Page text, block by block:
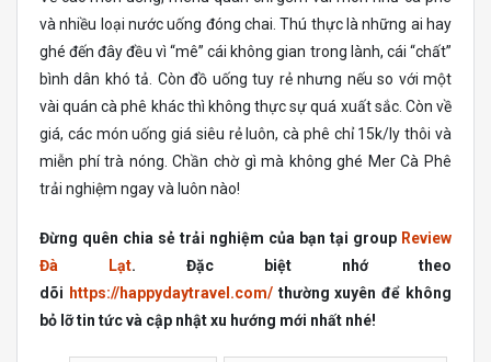
và nhiều loại nước uống đóng chai. Thú thực là những ai hay
ghé đến đây đều vì “mê” cái không gian trong lành, cái “chất”
bình dân khó tả. Còn đồ uống tuy rẻ nhưng nếu so với một
vài quán cà phê khác thì không thực sự quá xuất sắc. Còn về
giá, các món uống giá siêu rẻ luôn, cà phê chỉ 15k/ly thôi và
miễn phí trà nóng. Chần chờ gì mà không ghé Mer Cà Phê
trải nghiệm ngay và luôn nào!
Đừng quên chia sẻ trải nghiệm của bạn tại group Review
Đà Lạt. Đặc biệt nhớ theo
dõi https://happydaytravel.com/thường xuyên để không
bỏ lỡ tin tức và cập nhật xu hướng mới nhất nhé!